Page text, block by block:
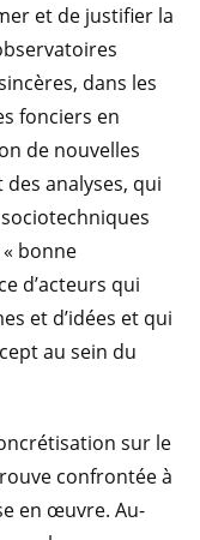
et de justifier la
dans les
fonciers en
de nouvelles
analyses, qui
bonne
d’acteurs qui
et d’idées et qui
au sein du
sur le
confrontée à
en œuvre. Au-